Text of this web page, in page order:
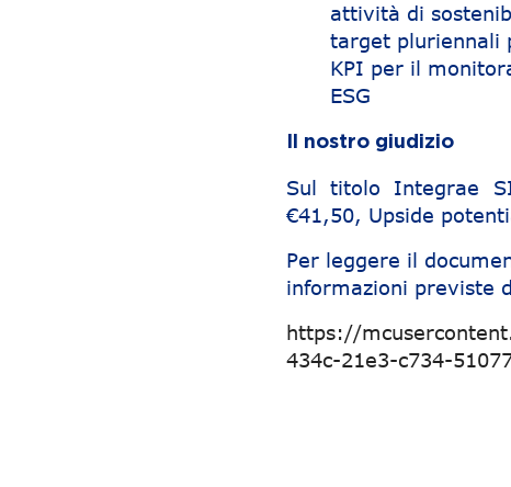
attività di
target pluriennali
KPI per il
ESG
Il nostro giudizio
Sul titolo Integrae
€41,50, Upside
Per leggere il
informazioni previste
https://
434c-21e3-c734-